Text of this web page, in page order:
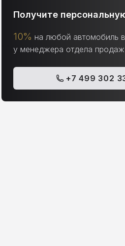
Получите
10% на любой автомобиль
у менеджера отдела продаж
+7 499 302